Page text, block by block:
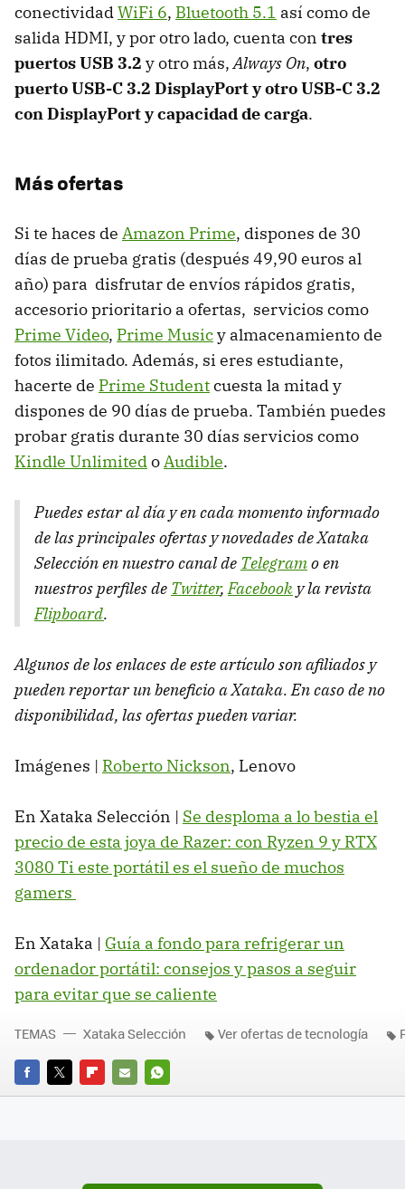
conectividadWiFi 6, Bluetooth 5.1 así como de
salida HDMI, y por otro lado, cuenta con tres
puertos USB 3.2 y otro más,Always On, otro
puerto USB-C 3.2 DisplayPort y otro USB-C 3.2
con DisplayPort y capacidad de carga.
Más ofertas
Si te haces de Amazon Prime, dispones de 30
días de prueba gratis (después 49,90 euros al
año) para disfrutar de envíos rápidos gratis,
accesorio prioritario a ofertas, servicios como
Prime Video, Prime Musicy almacenamiento de
fotos ilimitado. Además, si eres estudiante,
hacerte de Prime Studentcuesta la mitad y
dispones de 90 días de prueba. También puedes
probar gratis durante 30 días servicios como
Kindle UnlimitedoAudible.
Puedes estar al día y en cada momento informado
de las principales ofertas y novedades de Xataka
Selección en nuestro canal de Telegramo en
nuestros perfiles de Twitter,Facebook y la revista
Flipboard.
Algunos de los enlaces de este artículo son afiliados y
pueden reportar un beneficio a Xataka. En caso de no
disponibilidad, las ofertas pueden variar.
Imágenes | Roberto Nickson, Lenovo
En Xataka Selección | Se desploma a lo bestia el
precio de esta joya de Razer: con Ryzen 9 y RTX
3080 Ti este portátil es el sueño de muchos
gamers
En Xataka | Guía a fondo para refrigerar un
ordenador portátil: consejos y pasos a seguir
para evitar que se caliente
FACEBOOK
TWITTERFLIPBOARD
E-
WHATSAPP
TEMAS Xataka Selección Ver ofertas de tecnología